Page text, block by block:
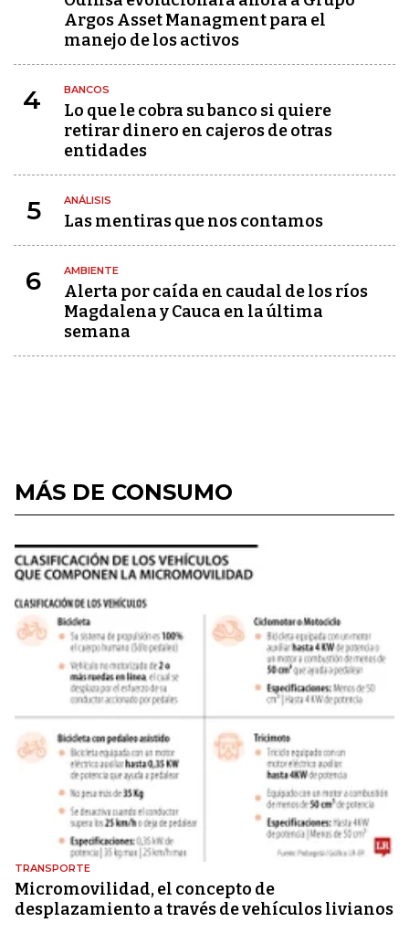
Argos Asset Managment para el
manejo de los activos
4 BANCOS
Lo que le cobra su banco si quiere
retirar dinero en cajeros de otras
entidades
5 ANÁLISIS
Las mentiras que nos contamos
6 AMBIENTE
Alerta por caída en caudal de los ríos
Magdalena y Cauca en la última
semana
MÁS DE CONSUMO
TRANSPORTE
Micromovilidad, el concepto de
desplazamiento a través de vehículos livianos